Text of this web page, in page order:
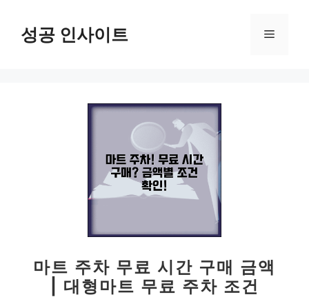
성공 인사이트 메
마트 주차 무료 시간 구매 금액
| 대형마트 무료 주차 조건